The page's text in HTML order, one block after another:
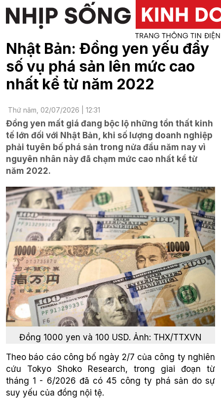
Nhật Bản: Đồng yen yếu đẩy
số vụ phá sản lên mức cao
nhất kể từ năm 2022
Thứ năm, 02/07/2026 | 12:31
Đồng yen mất giá đang bộc lộ những tổn thất kinh
tế lớn đối với Nhật Bản, khi số lượng doanh nghiệp
phải tuyên bố phá sản trong nửa đầu năm nay vì
nguyên nhân này đã chạm mức cao nhất kể từ
năm 2022.
Đồng 1000 yen và 100 USD. Ảnh: THX/TTXVN
Theo báo cáo công bố ngày 2/7 của công ty nghiên
cứu Tokyo Shoko Research, trong giai đoạn từ
tháng 1 - 6/2026 đã có 45 công ty phá sản do sự
suy yếu của đồng nội tệ.